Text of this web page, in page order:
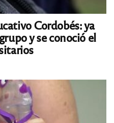
Cordobés: ya
y se conoció el